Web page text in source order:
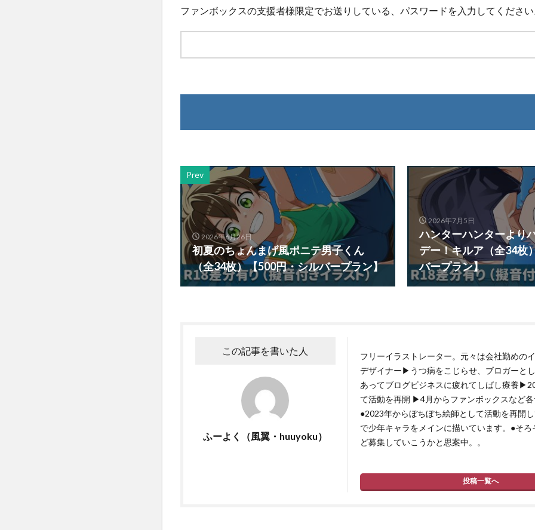
ファンボックスの支援者様限定でお送りしている、パスワードを入力してくださ
Prev
2026年6月26日
初夏のちょんまげ風ポニテ男子くん
（全34枚）【500円・シルバープラン】
2026年7月5日
ハンターハンターより
デー！キルア（全34枚
バープラン】
この記事を書いた人
ふーよく（風翼・huuyoku）
フリーイラストレーター。元々は会社勤めの
デザイナー▶うつ病をこじらせ、ブロガーと
あってブログビジネスに疲れてしばし療養
て活動を再開 ▶4月からファンボックスなど
●2023年からぼちぼち絵師として活動を再開
で少年キャラをメインに描いています。●そ
ど募集していこうかと思案中。。
投稿一覧へ